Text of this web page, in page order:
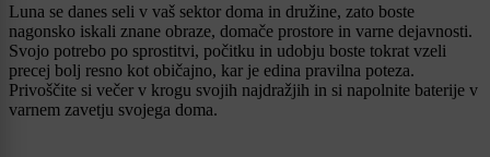
Luna se danes seli v vaš sektor doma in družine, zato boste
nagonsko iskali znane obraze, domače prostore in varne dejavnosti.
Svojo potrebo po sprostitvi, počitku in udobju boste tokrat vzeli
precej bolj resno kot običajno, kar je edina pravilna poteza.
Privoščite si večer v krogu svojih najdražjih in si napolnite baterije v
varnem zavetju svojega doma.